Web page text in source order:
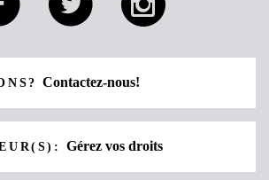
Contactez-nous!
Gérez vos droits